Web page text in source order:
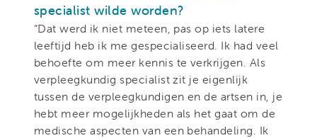
specialist wilde worden?
“Dat werd ik niet meteen, pas op iets latere
leeftijd heb ik me gespecialiseerd. Ik had veel
behoefte om meer kennis te verkrijgen. Als
verpleegkundig specialist zit je eigenlijk
tussen de verpleegkundigen en de artsen in, je
hebt meer mogelijkheden als het gaat om de
medische aspecten van een behandeling. Ik